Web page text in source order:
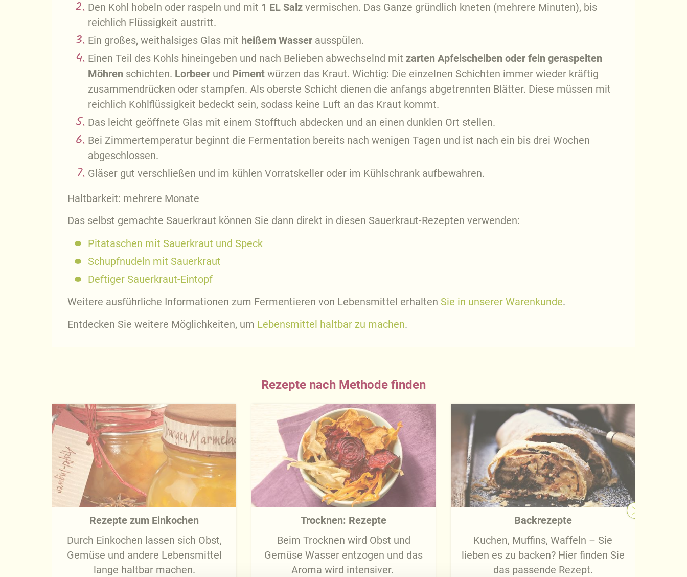
Den Kohl hobeln oder raspeln und mit 1 EL Salz vermischen. Das Ganze gründlich kneten (mehrere Minuten), bis
reichlich Flüssigkeit austritt.
Ein großes, weithalsiges Glas mit heißem Wasser ausspülen.
Einen Teil des Kohls hineingeben und nach Belieben abwechselnd mit zarten Apfelscheiben oder fein geraspelten
Möhren schichten. Lorbeer und Piment würzen das Kraut. Wichtig: Die einzelnen Schichten immer wieder kräftig
zusammendrücken oder stampfen. Als oberste Schicht dienen die anfangs abgetrennten Blätter. Diese müssen mit
reichlich Kohlflüssigkeit bedeckt sein, sodass keine Luft an das Kraut kommt.
Das leicht geöffnete Glas mit einem Stofftuch abdecken und an einen dunklen Ort stellen.
Bei Zimmertemperatur beginnt die Fermentation bereits nach wenigen Tagen und ist nach ein bis drei Wochen
abgeschlossen.
Gläser gut verschließen und im kühlen Vorratskeller oder im Kühlschrank aufbewahren.
Haltbarkeit: mehrere Monate
Das selbst gemachte Sauerkraut können Sie dann direkt in diesen Sauerkraut-Rezepten verwenden:
Pitataschen mit Sauerkraut und Speck
Schupfnudeln mit Sauerkraut
Deftiger Sauerkraut-Eintopf
Weitere ausführliche Informationen zum Fermentieren von Lebensmittel erhalten Sie in unserer Warenkunde.
Entdecken Sie weitere Möglichkeiten, um Lebensmittel haltbar zu machen.
Rezepte nach Methode finden
Rezepte zum Einkochen
Durch Einkochen lassen sich Obst,
Gemüse und andere Lebensmittel
lange haltbar machen.
Trocknen: Rezepte
Beim Trocknen wird Obst und
Gemüse Wasser entzogen und das
Aroma wird intensiver.
Backrezepte
Kuchen, Muffins, Waffeln – Sie
lieben es zu backen? Hier finden Sie
das passende Rezept.